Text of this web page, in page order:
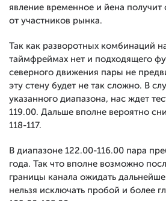
явление временное и йена
от участников рынка.
Так как разворотных комбинаций
таймфреймах нет и подходящего
северного движения пары не
эту стену будет не так сложно. В
указанного диапазона, нас ждет
119.00. Дальше вполне вероятно
118-117.
В диапазоне 122.00-116.00 пара
года. Так что вполне возможно
границы канала ожидать
нельзя исключать пробой и более